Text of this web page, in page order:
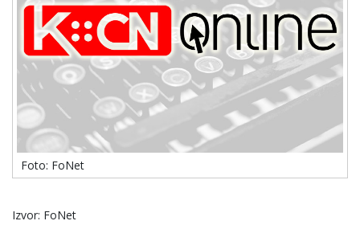
Foto: FoNet
Izvor: FoNet